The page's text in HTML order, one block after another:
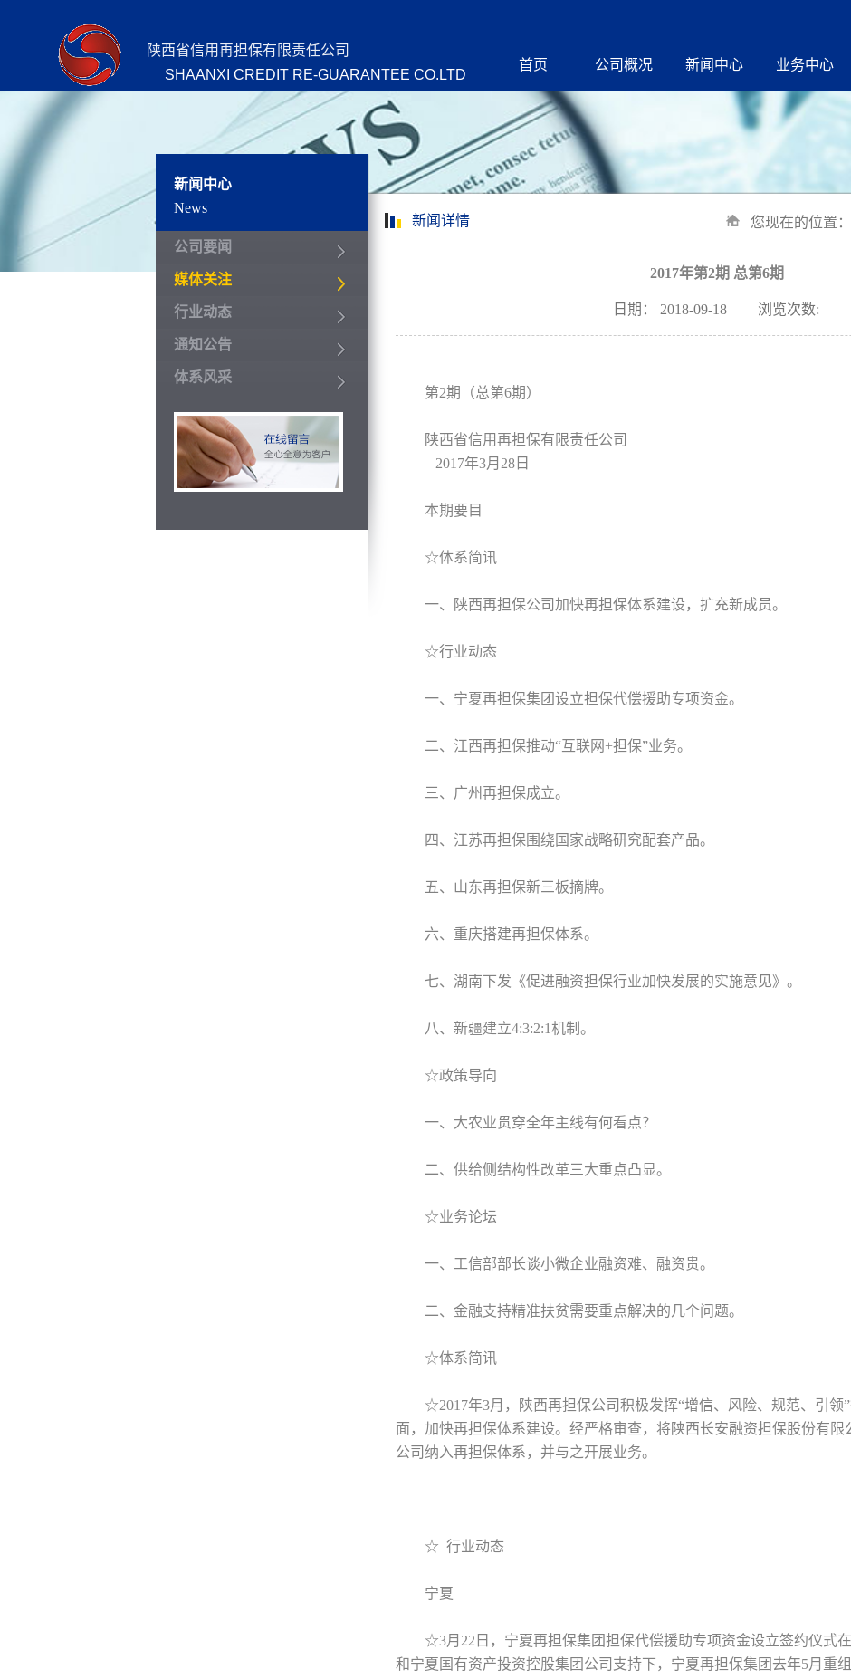
陕西省信用再担保有限责任公司
SHAANXI CREDIT RE-GUARANTEE CO.LTD
首页 公司概况 新闻中心 业务中心
新闻中心
News
公司要闻
媒体关注
行业动态
通知公告
体系风采
新闻详情 您现在的位置：
2017年第2期 总第6期
日期： 2018-09-18 浏览次数:
第2期（总第6期）
陕西省信用再担保有限责任公司
2017年3月28日
本期要目
☆体系简讯
一、陕西再担保公司加快再担保体系建设，扩充新成员。
☆行业动态
一、宁夏再担保集团设立担保代偿援助专项资金。
二、江西再担保推动“互联网+担保”业务。
三、广州再担保成立。
四、江苏再担保围绕国家战略研究配套产品。
五、山东再担保新三板摘牌。
六、重庆搭建再担保体系。
七、湖南下发《促进融资担保行业加快发展的实施意见》。
八、新疆建立4:3:2:1机制。
☆政策导向
一、大农业贯穿全年主线有何看点？
二、供给侧结构性改革三大重点凸显。
☆业务论坛
一、工信部部长谈小微企业融资难、融资贵。
二、金融支持精准扶贫需要重点解决的几个问题。
☆体系简讯
☆2017年3月，陕西再担保公司积极发挥“增信、风险、规范、引领
面，加快再担保体系建设。经严格审查，将陕西长安融资担保股份有
公司纳入再担保体系，并与之开展业务。
☆ 行业动态
宁夏
☆3月22日，宁夏再担保集团担保代偿援助专项资金设立签约仪式
和宁夏国有资产投资控股集团公司支持下，宁夏再担保集团去年5月重